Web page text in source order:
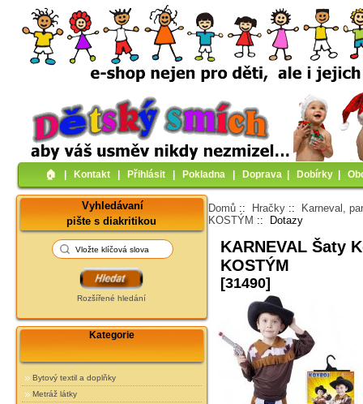
🏠︎ Kontakt Přihlásit Pokladna Doprava Dobírky
Vyhledávaní
pište s diakritikou
Rozšířené hledání
Kategorie
Bytový textil a doplňky
Metráž látky
Domů :: Hračky ::
Karneval,
KOSTÝM :: Dotazy
KARNEVAL Šaty
KOSTÝM
[31490]